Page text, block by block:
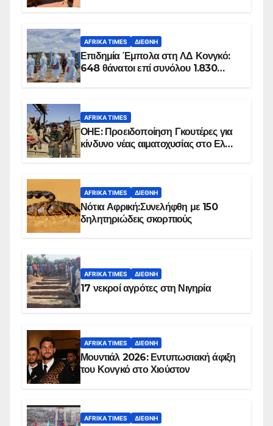
AFRIKA TIMES ΔΙΕΘΝΉ
Επιδημία Έμπολα στη ΛΔ Κονγκό:
648 θάνατοι επί συνόλου 1.830
AFRIKA TIMES
ΟΗΕ: Προειδοποίηση Γκουτέρες για
κίνδυνο νέας αιματοχυσίας στο Ελ
AFRIKA TIMES ΔΙΕΘΝΉ
Νότια Αφρική:Συνελήφθη με 150
δηλητηριώδεις σκορπιούς
AFRIKA TIMES ΔΙΕΘΝΉ
17 νεκροί αγρότες στη Νιγηρία
AFRIKA TIMES ΔΙΕΘΝΉ
Μουντιάλ 2026: Εντυπωσιακή άφιξη
του Κονγκό στο Χιούστον
AFRIKA TIMES ΔΙΕΘΝΉ